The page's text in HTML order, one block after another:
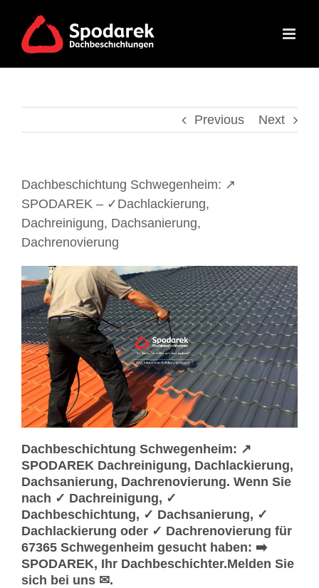
content
Previous Next
Dachbeschichtung Schwegenheim: ↗️
SPODAREK – ✓Dachlackierung,
Dachreinigung, Dachsanierung,
Dachrenovierung
Dachbeschichtung Schwegenheim: ↗️
SPODAREK Dachreinigung, Dachlackierung,
Dachsanierung, Dachrenovierung. Wenn Sie
nach ✓ Dachreinigung, ✓
Dachbeschichtung, ✓ Dachsanierung, ✓
Dachlackierung oder ✓ Dachrenovierung für
67365 Schwegenheim gesucht haben: ➡️
SPODAREK, Ihr Dachbeschichter.Melden Sie
sich bei uns ✉.